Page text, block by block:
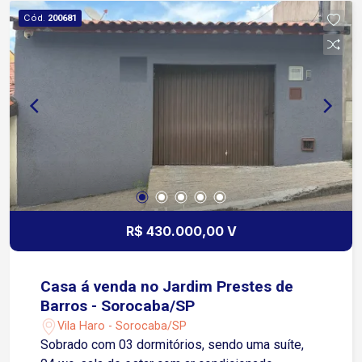
Cód. 200681
R$ 430.000,00 V
Casa á venda no Jardim Prestes de
Barros - Sorocaba/SP
Vila Haro - Sorocaba/SP
Sobrado com 03 dormitórios, sendo uma suíte,